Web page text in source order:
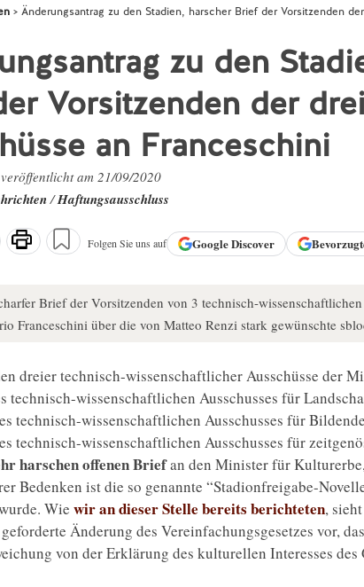
Änderungsantrag zu den Stadien, harscher Brief der Vorsitzenden
zu den
Vorsitzenden der
an Franceschini
am 21/09/2020
/Haftungsausschluss
Folgen Sie uns auf GoogleDiscover
Brief der Vorsitzenden von 3 technisch-
Franceschini über die von Matteo Renzi stark gewünschte
dreier technisch-wissenschaftlicher Ausschüsse der
technisch-wissenschaftlichen Ausschusses für
technisch-wissenschaftlichen Ausschusses für
technisch-wissenschaftlichen Ausschusses für
harschen offenen Briefan den Minister für
Bedenken ist die so genannte “Stadionfreigabe-
Wie wir an dieser Stelle bereits berichteten,
Änderung des Vereinfachungsgesetzes vor,
von der Erklärung des kulturellen Interesses des